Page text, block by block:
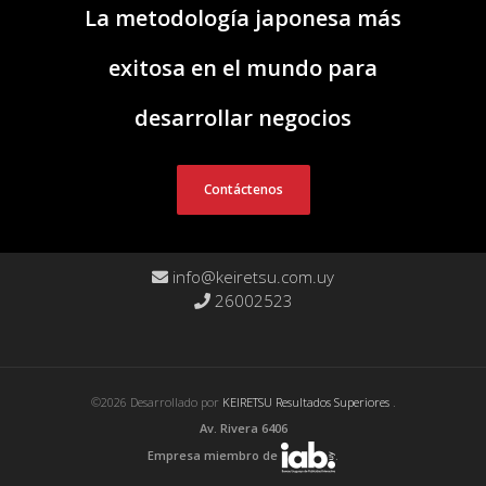
La metodología japonesa más
exitosa en el mundo para
desarrollar negocios
Contáctenos
info@keiretsu.com.uy
26002523
©2026 Desarrollado por KEIRETSU Resultados Superiores
Av. Rivera 6406
Empresa miembro de
.